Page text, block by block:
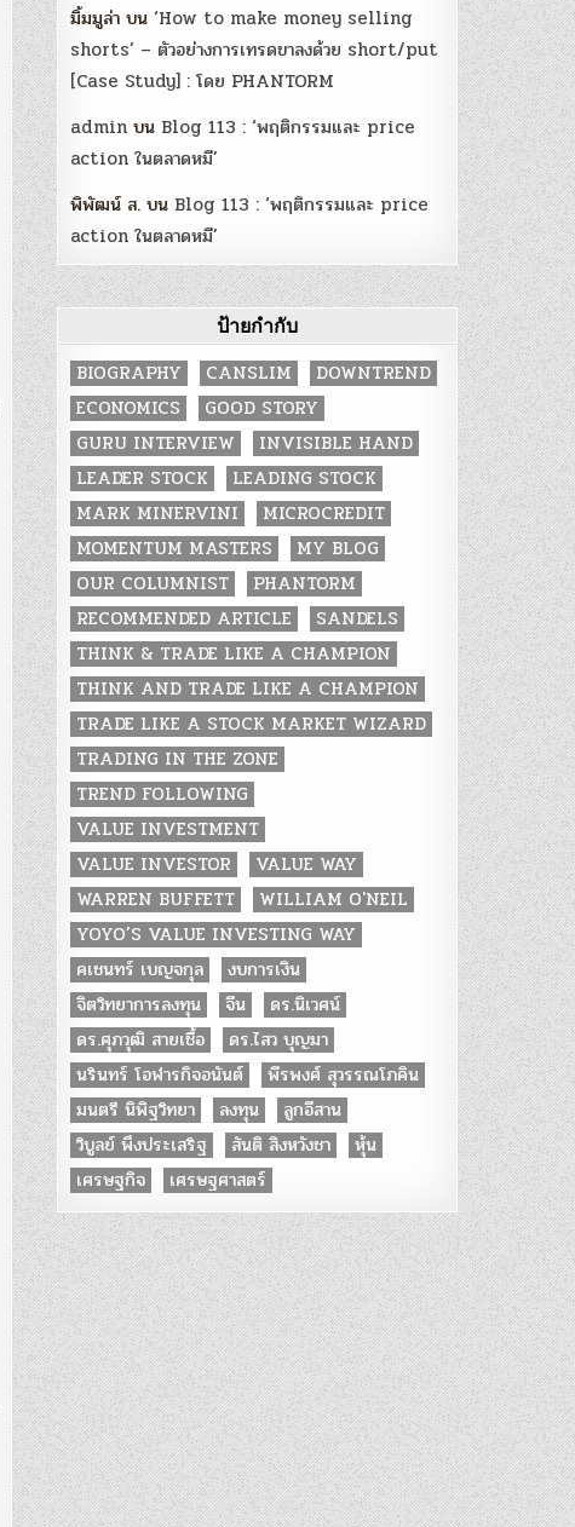
มิ้มมูล่า บน‘How to make money selling
shorts’ – ตัวอย่างการเทรดขาลงด้วย short/put
[Case Study] : โดย PHANTORM
admin บน Blog 113 : ‘พฤติกรรมและ price
action ในตลาดหมี’
พิพัฒน์ ส. บน Blog 113 : ‘พฤติกรรมและ price
action ในตลาดหมี’
ป้ายกำกับ
BIOGRAPHY CANSLIM
DOWNTREND
ECONOMICS
GOOD STORY
GURU INTERVIEW
INVISIBLE HAND
LEADER STOCK
LEADING STOCK
MARK MINERVINI
MICROCREDIT
MOMENTUM MASTERS
MY BLOG
OUR COLUMNIST
PHANTORM
RECOMMENDED ARTICLE
SANDELS
THINK & TRADE LIKE A CHAMPION
THINK AND TRADE LIKE A CHAMPION
TRADE LIKE A STOCK MARKET WIZARD
TRADING IN THE ZONE
TREND FOLLOWING
VALUE INVESTMENT
VALUE INVESTOR
VALUE WAY
WARREN BUFFETT
WILLIAM O'NEIL
YOYO’S VALUE INVESTING WAY
คเชนทร์ เบญจกุล
งบการเงิน
จิตวิทยาการลงทุน
จีน
ดร.นิเวศน์
ดร.ศุภวุฒิ สายเชื้อ
ดร.ไสว บุญมา
นรินทร์ โอฬารกิจอนันต์
พีรพงศ์ สุวรรณโภคิน
มนตรี นิพิฐวิทยา
ลงทุน
ลูกอีสาน
วิบูลย์ พึงประเสริฐ
สันติ สิงหวังชา
หุ้น
เศรษฐกิจ
เศรษฐศาสตร์